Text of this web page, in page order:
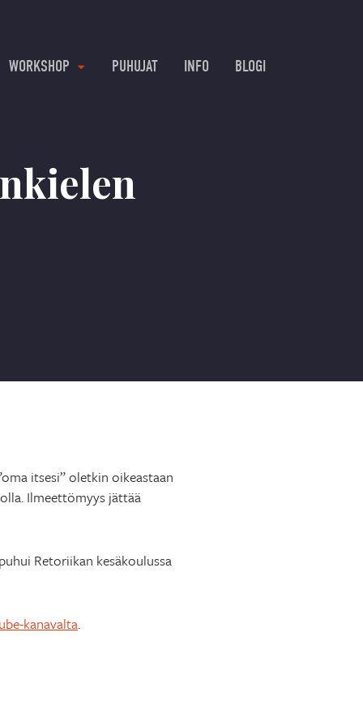
WORKSHOP PUHUJAT INFO BLOGI
itsesi” oletkin oikeastaan
Ilmeettömyys jättää
Retoriikan kesäkoulussa
kanavalta.